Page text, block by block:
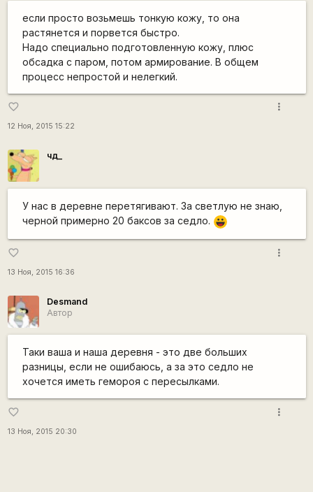
если просто возьмешь тонкую кожу, то она
растянется и порвется быстро.
Надо специально подготовленную кожу, плюс
обсадка с паром, потом армирование. В общем
процесс непростой и нелегкий.
favorite_border
12 Ноя, 2015 15:22
more_vert
чд_
У нас в деревне перетягивают. За светлую не знаю,
черной примерно 20 баксов за седло. |-))
favorite_border
13 Ноя, 2015 16:36
more_vert
Desmand
Автор
Таки ваша и наша деревня - это две больших
разницы, если не ошибаюсь, а за это седло не
хочется иметь гемороя с пересылками.
favorite_border
13 Ноя, 2015 20:30
more_vert